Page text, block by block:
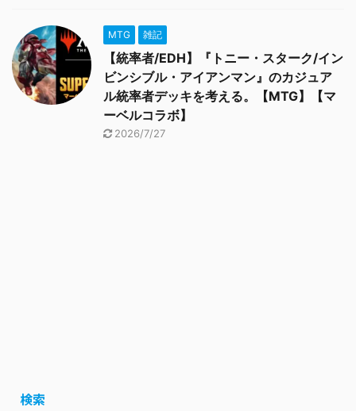
MTG 雑記
【統率者/EDH】『トニー・スターク/イン
ビンシブル・アイアンマン』のカジュア
ル統率者デッキを考える。【MTG】【マ
ーベルコラボ】
2026/7/27
検索